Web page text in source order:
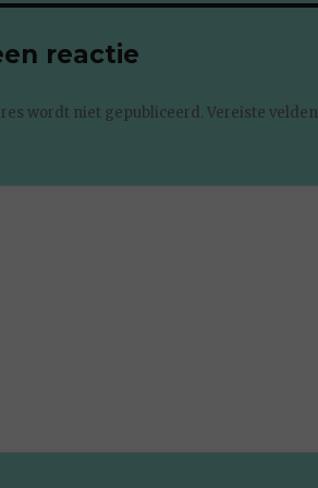
reactie
wordt niet gepubliceerd. Vereiste